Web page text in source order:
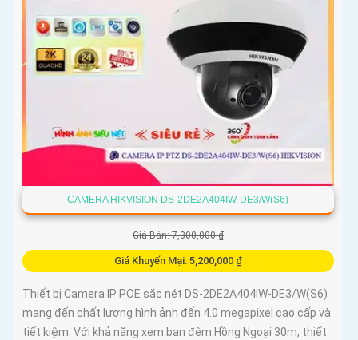
CAMERA HIKVISION DS-2DE2A404IW-DE3/W(S6)
Giá Bán: 7,300,000 ₫
Giá Khuyến Mại: 5,200,000 ₫
Thiết bị Camera IP POE sắc nét DS-2DE2A404IW-DE3/W(S6)
mang đến chất lượng hình ảnh đến 4.0 megapixel cao cấp và
tiết kiệm. Với khả năng xem ban đêm Hồng Ngoại 30m, thiết